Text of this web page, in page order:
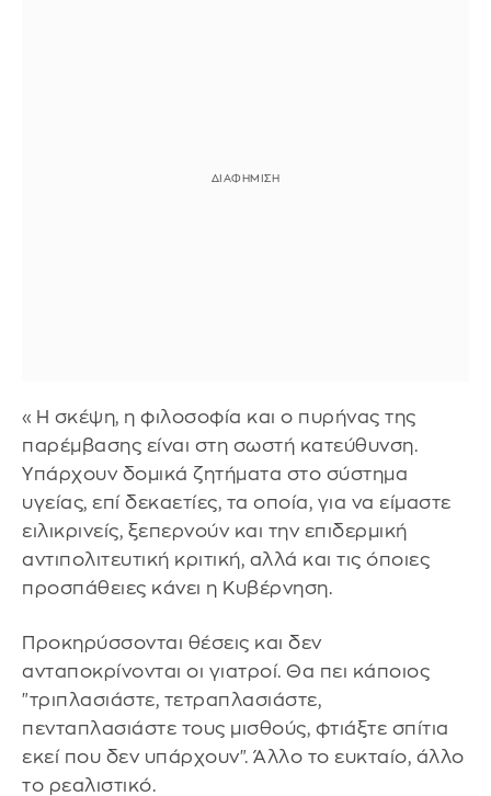
«Η σκέψη, η φιλοσοφία και ο πυρήνας της
παρέμβασης είναι στη σωστή κατεύθυνση.
Υπάρχουν δομικά ζητήματα στο σύστημα
υγείας, επί δεκαετίες, τα οποία, για να είμαστε
ειλικρινείς, ξεπερνούν και την επιδερμική
αντιπολιτευτική κριτική, αλλά και τις όποιες
προσπάθειες κάνει η Κυβέρνηση.
Προκηρύσσονται θέσεις και δεν
ανταποκρίνονται οι γιατροί. Θα πει κάποιος
"τριπλασιάστε, τετραπλασιάστε,
πενταπλασιάστε τους μισθούς, φτιάξτε σπίτια
εκεί που δεν υπάρχουν". Άλλο το ευκταίο, άλλο
το ρεαλιστικό.